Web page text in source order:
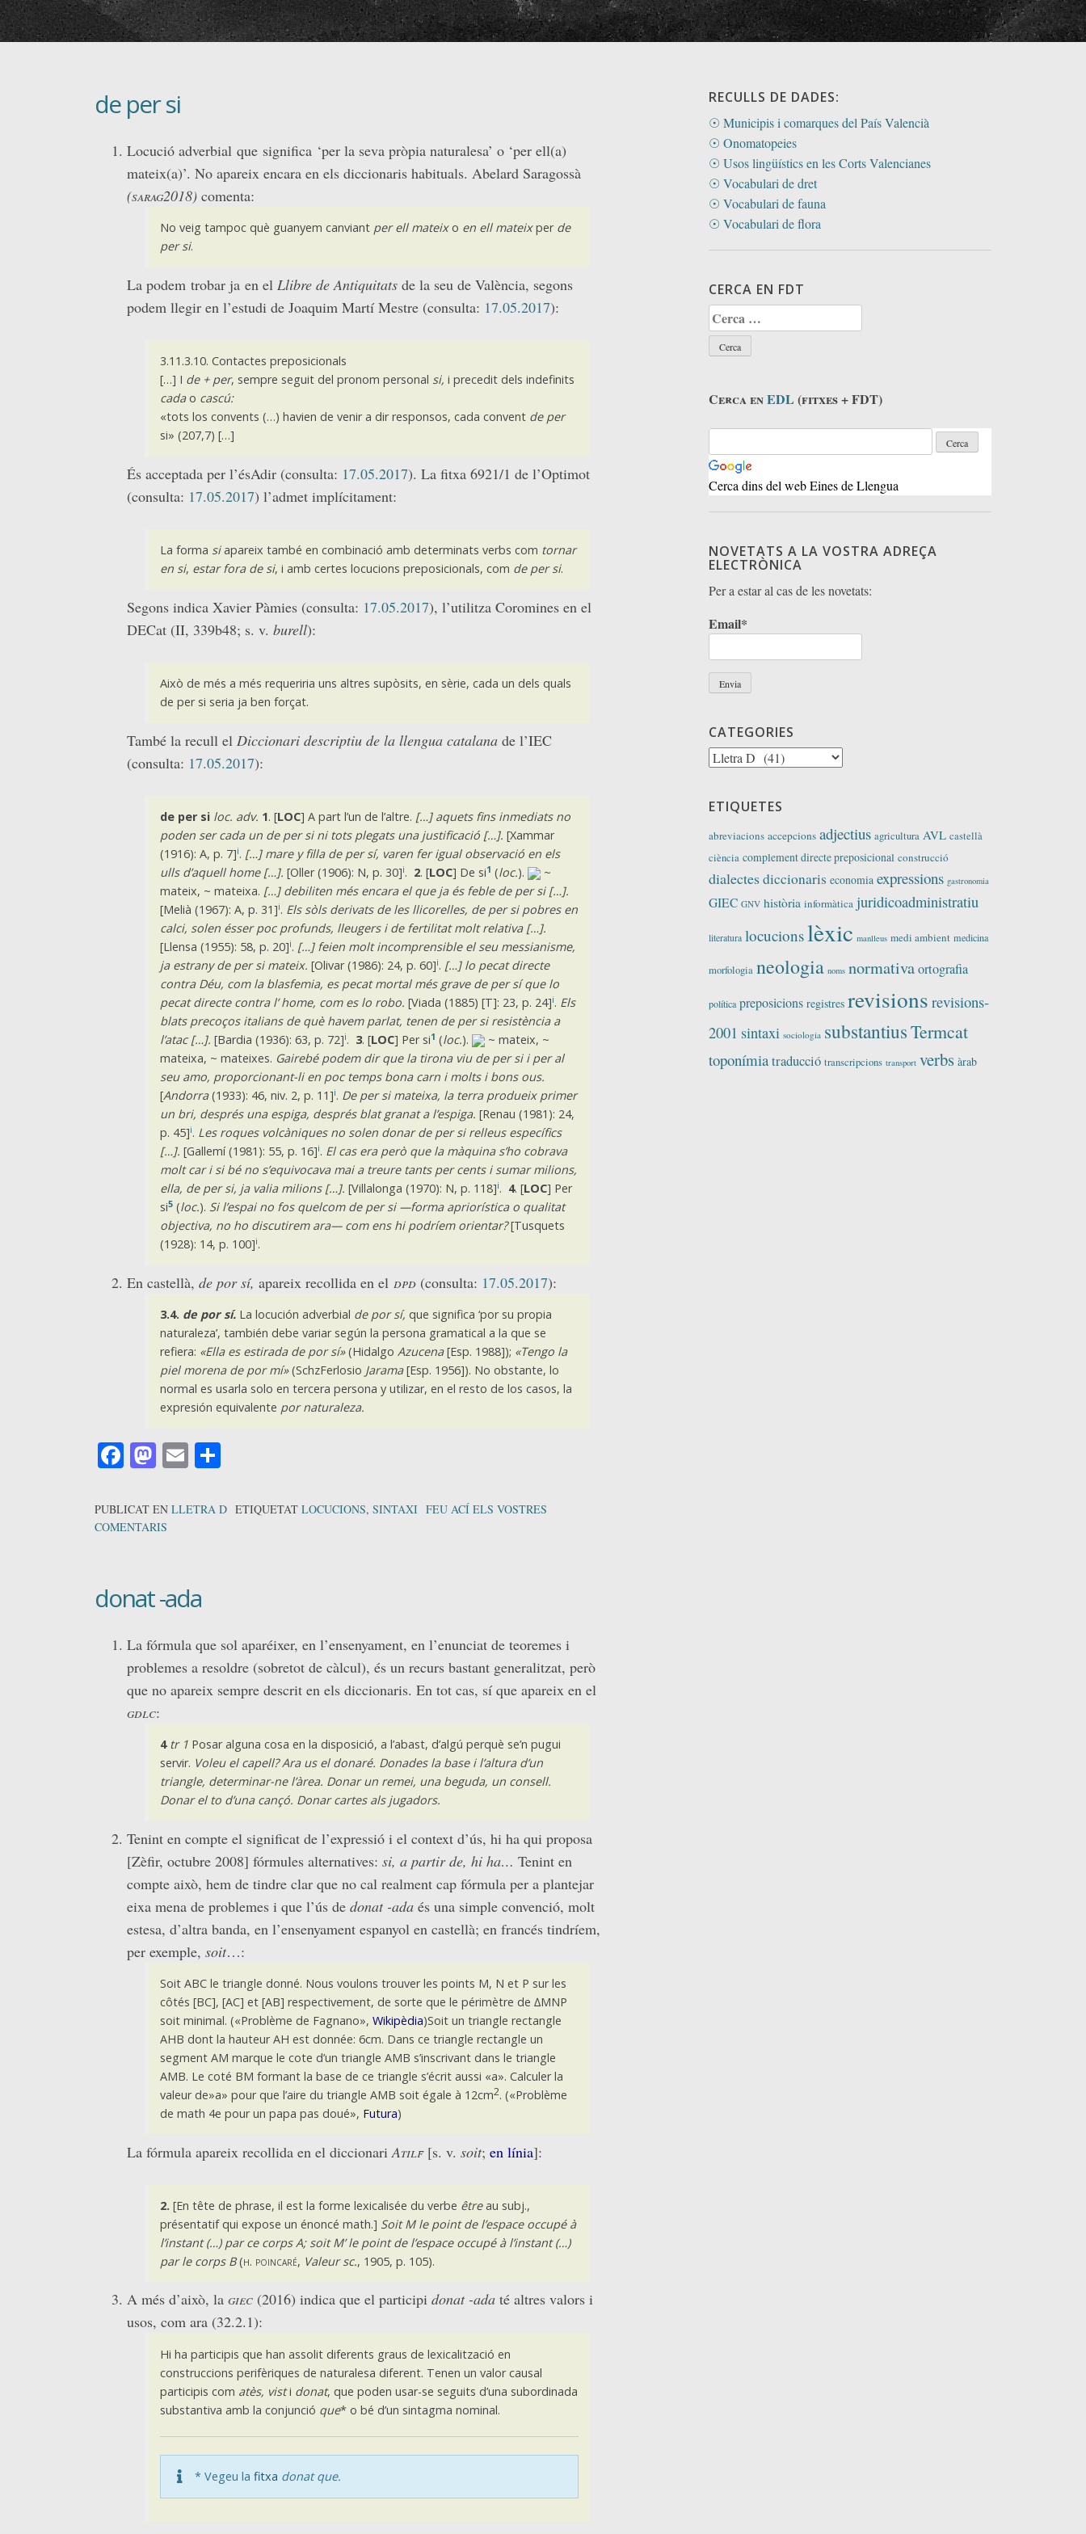
de per si
Locució adverbial que significa ‘per la seva pròpia naturalesa’ o ‘per ell(a)
mateix(a)’. No apareix encara en els diccionaris habituals. Abelard Saragossà
(sarag2018) comenta:
No veig tampoc què guanyem canviant per ell mateixo en ell mateixper de
per si.
La podem trobar ja en el Llibre de Antiquitats de la seu de València, segons
podem llegir en l’estudi de Joaquim Martí Mestre (consulta: 17.05.2017):
3.11.3.10. Contactes preposicionals
[…] I de + per, sempre seguit del pronom personal si, i precedit dels indefinits
cadao cascú:
«tots los convents (…) havien de venir a dir responsos, cada convent de per
si» (207,7) […]
És acceptada per l’ésAdir (consulta: 17.05.2017). La fitxa 6921/1 de l’Optimot
(consulta: 17.05.2017) l’admet implícitament:
La forma siapareix també en combinació amb determinats verbs com tornar
en si, estar fora de si, i amb certes locucions preposicionals, com de per si.
Segons indica Xavier Pàmies (consulta: 17.05.2017), l’utilitza Coromines en el
DECat (II, 339b48; s. v. burell):
Això de més a més requeriria uns altres supòsits, en sèrie, cada un dels quals
de per si seria ja ben forçat.
També la recull el Diccionari descriptiu de la llengua catalana de l’IEC
(consulta: 17.05.2017):
de per si loc. adv. 1. [LOC] A part l’un de l’altre. […] aquets fins inmediats no
poden ser cada un de per si ni tots plegats una justificació […]. [Xammar
(1916): A, p. 7]i. […] mare y filla de per sí, varen fer igual observació en els
ulls d’aquell home […]. [Oller (1906): N, p. 30]i. 2. [LOC] De si1 (loc.).
~
mateix, ~ mateixa. […] debiliten més encara el que ja és feble de per si […].
[Melià (1967): A, p. 31]i. Els sòls derivats de les llicorelles, de per si pobres en
calci, solen ésser poc profunds, lleugers i de fertilitat molt relativa […].
[Llensa (1955): 58, p. 20]i. […] feien molt incomprensible el seu messianisme,
ja estrany de per si mateix. [Olivar (1986): 24, p. 60]i. […] lo pecat directe
contra Déu, com la blasfemia, es pecat mortal més grave de per sí que lo
pecat directe contra l’ home, com es lo robo. [Viada (1885) [T]: 23, p. 24]i. Els
blats precoços italians de què havem parlat, tenen de per si resistència a
l’atac […]. [Bardia (1936): 63, p. 72]i. 3. [LOC] Per si1 (loc.).
~ mateix, ~
mateixa, ~ mateixes. Gairebé podem dir que la tirona viu de per si i per al
seu amo, proporcionant-li en poc temps bona carn i molts i bons ous.
[Andorra(1933): 46, niv. 2, p. 11]i. De per si mateixa, la terra produeix primer
un bri, després una espiga, després blat granat a l’espiga. [Renau (1981): 24,
p. 45]i. Les roques volcàniques no solen donar de per si relleus específics
[…]. [Gallemí (1981): 55, p. 16]i. El cas era però que la màquina s’ho cobrava
molt car i si bé no s’equivocava mai a treure tants per cents i sumar milions,
ella, de per si, ja valia milions […]. [Villalonga (1970): N, p. 118]i. 4. [LOC] Per
si5(loc.). Si l’espai no fos quelcom de per si —forma apriorística o qualitat
objectiva, no ho discutirem ara— com ens hi podríem orientar?[Tusquets
(1928): 14, p. 100]i.
En castellà, de por sí, apareix recollida en el dpd (consulta: 17.05.2017):
3.4. de por sí.La locución adverbial de por sí, que significa ‘por su propia
naturaleza’, también debe variar según la persona gramatical a la que se
refiera: «Ella es estirada de por sí»(Hidalgo Azucena[Esp. 1988]); «Tengo la
piel morena de por mí»(SchzFerlosio Jarama[Esp. 1956]). No obstante, lo
normal es usarla solo en tercera persona y utilizar, en el resto de los casos, la
expresión equivalente por naturaleza.
Facebook
Mastodon
Email
PUBLICAT EN LLETRA D ETIQUETAT LOCUCIONS, SINTAXI FEU ACÍ ELS VOSTRES
COMENTARIS
donat -ada
La fórmula que sol aparéixer, en l’ensenyament, en l’enunciat de teoremes i
problemes a resoldre (sobretot de càlcul), és un recurs bastant generalitzat, però
que no apareix sempre descrit en els diccionaris. En tot cas, sí que apareix en el
gdlc:
4 tr 1 Posar alguna cosa en la disposició, a l’abast, d’algú perquè se’n pugui
servir. Voleu el capell? Ara us el donaré. Donades la base i l’altura d’un
triangle, determinar-ne l’àrea. Donar un remei, una beguda, un consell.
Donar el to d’una cançó. Donar cartes als jugadors.
Tenint en compte el significat de l’expressió i el context d’ús, hi ha qui proposa
[Zèfir, octubre 2008] fórmules alternatives: si, a partir de, hi ha… Tenint en
compte això, hem de tindre clar que no cal realment cap fórmula per a plantejar
eixa mena de problemes i que l’ús de donat -ada és una simple convenció, molt
estesa, d’altra banda, en l’ensenyament espanyol en castellà; en francés tindríem,
per exemple, soit…:
Soit ABC le triangle donné. Nous voulons trouver les points M, N et P sur les
côtés [BC], [AC] et [AB] respectivement, de sorte que le périmètre de ∆MNP
soit minimal. («Problème de Fagnano», Wikipèdia)Soit un triangle rectangle
AHB dont la hauteur AH est donnée: 6cm. Dans ce triangle rectangle un
segment AM marque le cote d’un triangle AMB s’inscrivant dans le triangle
AMB. Le coté BM formant la base de ce triangle s’écrit aussi «a». Calculer la
valeur de»a» pour que l’aire du triangle AMB soit égale à 12cm2. («Problème
de math 4e pour un papa pas doué», Futura)
La fórmula apareix recollida en el diccionari Atilf[s. v. soit; en línia]:
2. [En tête de phrase, il est la forme lexicalisée du verbe êtreau subj.,
présentatif qui expose un énoncé math.] Soit M le point de l’espace occupé à
l’instant (…) par ce corps A; soit M’ le point de l’espace occupé à l’instant (…)
par le corps B(h. poincaré, Valeur sc., 1905, p. 105).
A més d’això, la giec (2016) indica que el participi donat -ada té altres valors i
usos, com ara (32.2.1):
Hi ha participis que han assolit diferents graus de lexicalització en
construccions perifèriques de naturalesa diferent. Tenen un valor causal
participis com atès, visti donat, que poden usar-se seguits d’una subordinada
substantiva amb la conjunció que* o bé d’un sintagma nominal.
* Vegeu la fitxa donat que.
RECULLS DE DADES:
☉ Municipis i comarques del País Valencià
☉ Onomatopeies
☉ Usos lingüístics en les Corts Valencianes
☉ Vocabulari de dret
☉ Vocabulari de fauna
☉ Vocabulari de flora
CERCA EN FDT
Cerca:
Cerca enEDL (fitxes + FDT)
Cerca dins del web Eines de Llengua
NOVETATS A LA VOSTRA ADREÇA
ELECTRÒNICA
Per a estar al cas de les novetats:
Email*
CATEGORIES
Categories
ETIQUETES
abreviacions accepcions adjectius agricultura AVL castellà
ciència complement directe preposicional construcció
dialectesdiccionaris economia expressions gastronomia
GIEC GNV història informàtica juridicoadministratiu
literatura locucionslèxic manlleus medi ambient medicina
morfologia neologia noms normativaortografia
política preposicions registres revisions revisions-
2001 sintaxi sociologia substantiusTermcat
toponímiatraducció transcripcions transport verbs àrab